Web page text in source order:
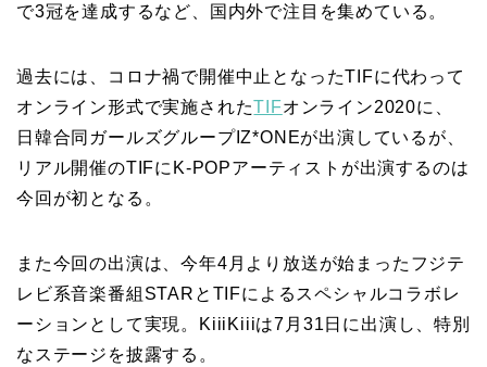
で3冠を達成するなど、国内外で注目を集めている。
過去には、コロナ禍で開催中止となったTIFに代わって
オンライン形式で実施されたTIFオンライン2020に、
日韓合同ガールズグループIZ*ONEが出演しているが、
リアル開催のTIFにK-POPアーティストが出演するのは
今回が初となる。
また今回の出演は、今年4月より放送が始まったフジテ
レビ系音楽番組STARとTIFによるスペシャルコラボレ
ーションとして実現。KiiiKiiiは7月31日に出演し、特別
なステージを披露する。